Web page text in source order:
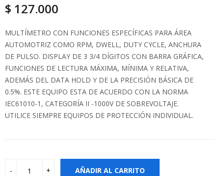
$ 127.000
MULTÍMETRO CON FUNCIONES ESPECÍFICAS PARA ÁREA
AUTOMOTRIZ COMO RPM, DWELL, DUTY CYCLE, ANCHURA
DE PULSO. DISPLAY DE 3 3/4 DÍGITOS CON BARRA GRÁFICA,
FUNCIONES DE LECTURA MÁXIMA, MÍNIMA Y RELATIVA,
ADEMÁS DEL DATA HOLD Y DE LA PRECISIÓN BÁSICA DE
0.5%. ESTE EQUIPO ESTA DE ACUERDO CON LA NORMA
IEC61010-1, CATEGORÍA II -1000V DE SOBREVOLTAJE.
UTILICE SIEMPRE EQUIPOS DE PROTECCIÓN INDIVIDUAL.
AÑADIR AL CARRITO